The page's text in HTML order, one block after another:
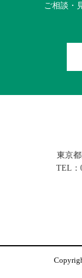
ご相談・
東京
TEL：